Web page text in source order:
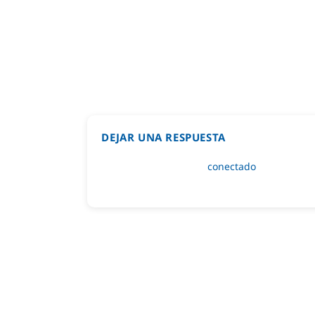
DEJAR UNA RESPUESTA
Lo siento, debes estarconectado